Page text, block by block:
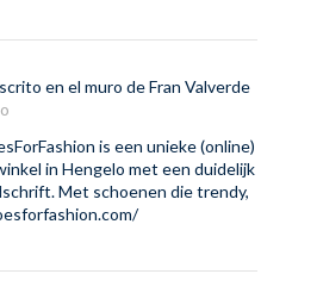
en el muro deFran Valverde
is een unieke (online)
in Hengelo met een duidelijk
Met schoenen die trendy,